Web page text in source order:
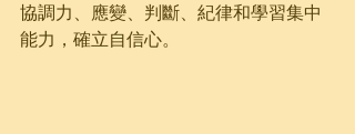
協調力、應變、判斷、紀律和學習集中
能力，確立自信心。